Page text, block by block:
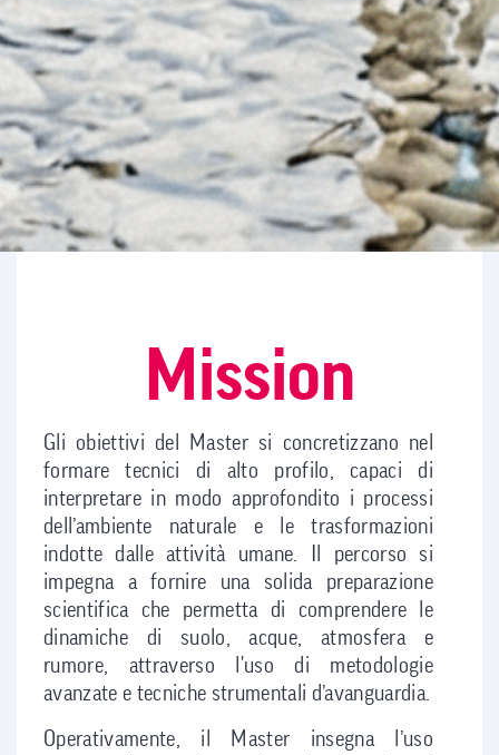
Mission
Gli obiettivi del Master si concretizzano nel
formare tecnici di alto profilo, capaci di
interpretare in modo approfondito i processi
dell’ambiente naturale e le trasformazioni
indotte dalle attività umane. Il percorso si
impegna a fornire una solida preparazione
scientifica che permetta di comprendere le
dinamiche di suolo, acque, atmosfera e
rumore, attraverso l'uso di metodologie
avanzate e tecniche strumentali d’avanguardia.
Operativamente, il Master insegna l’uso